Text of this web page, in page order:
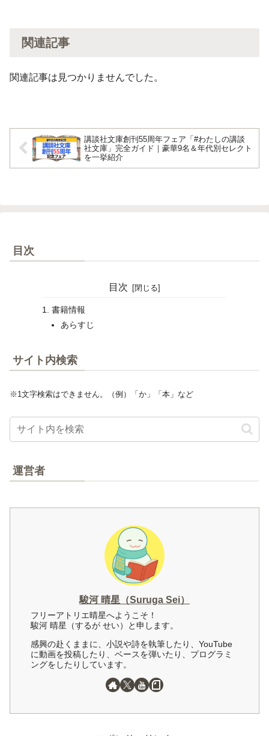
関連記事
関連記事は見つかりませんでした。
講談社文庫創刊55周年フェア「#わたしの講談
社文庫」完全ガイド｜豪華9名＆年代別セレクト
を一挙紹介
目次
目次
書籍情報
あらすじ
サイト内検索
※1文字検索はできません。（例）「か」「本」など
運営者
駿河 晴星（Suruga Sei）
フリーアトリエ晴星へようこそ！
駿河 晴星（するが せい）と申します。
感興の赴くままに、小説や詩を執筆したり、YouTube
に動画を投稿したり、ベースを弾いたり、プログラミ
ングをしたりしています。